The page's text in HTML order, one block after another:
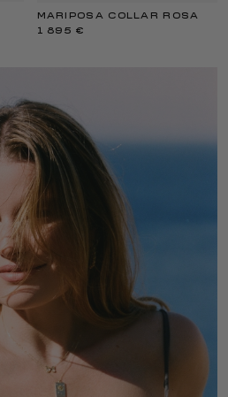
MARIPOSA COLLAR ROSA
1 895 €